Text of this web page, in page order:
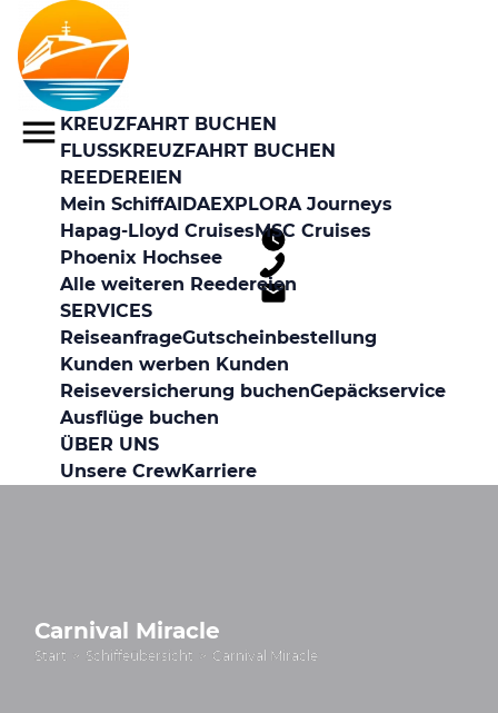
KREUZFAHRT BUCHEN
FLUSSKREUZFAHRT BUCHEN
REEDEREIEN
Mein SchiffAIDAEXPLORA Journeys
Hapag-Lloyd CruisesMSC Cruises
Phoenix Hochsee
Alle weiteren Reedereien
SERVICES
ReiseanfrageGutscheinbestellung
Kunden werben Kunden
Reiseversicherung buchenGepäckservice
Ausflüge buchen
ÜBER UNS
Unsere CrewKarriere
Carnival Miracle
Start Schiffeübersicht Carnival Miracle